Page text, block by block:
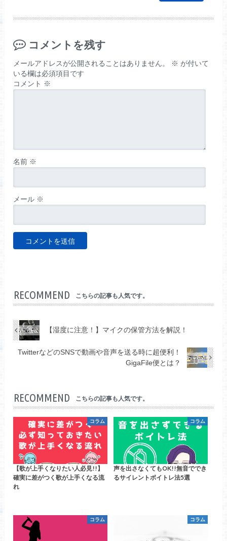
コメントを残す
メールアドレスが公開されることはありません。 ※ が付いて
いる欄は必須項目です
コメント ※
名前 ※
メール ※
RECOMMEND こちらの記事も人気です。
【湿度に注意！】マイクの保管方法を解説！
TwitterなどのSNSで動画や音声を送る時に超便利！
GigaFile便とは？
RECOMMEND こちらの記事も人気です。
コラム
【歌が上手くなりたい人必見!!】
確実に差がつく歌が上手くなる流
れ
コラム
声を出さなくてもOK!!無音ででき
るサイレントボイトレ法5選
コラム コラム